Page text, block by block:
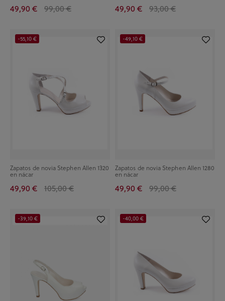
49,90 € 99,00 € 49,90 € 93,00 €
Zapatos de novia Stephen Allen 1320
en nácar
49,90 € 105,00 €
-55,10 €
Zapatos de novia Stephen Allen 1280
en nácar
49,90 € 99,00 €
-49,10 €
-39,10 € -40,00 €